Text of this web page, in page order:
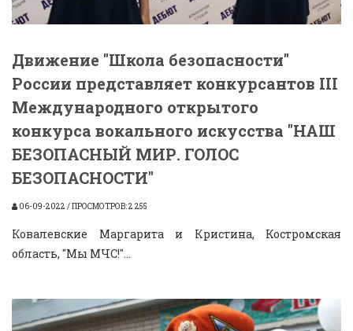
Движение "Школа безопасности"
России представляет конкурсантов III
Международного открытого
конкурса вокального искусства "НАШ
БЕЗОПАСНЫЙ МИР. ГОЛОС
БЕЗОПАСНОСТИ"
06-09-2022 / ПРОСМОТРОВ: 2 255
Ковалевские Маргарита и Кристина, Костромская
область, "Мы МЧС!"...